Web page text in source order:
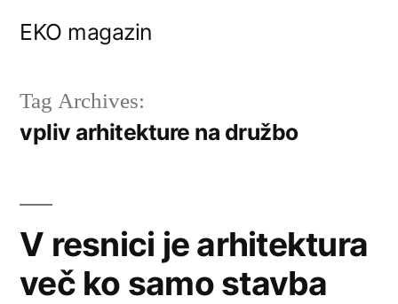
EKO magazin
Tag Archives:
vpliv arhitekture na družbo
V resnici je arhitektura
več ko samo stavba